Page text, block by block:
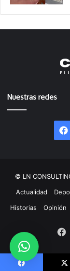
Nuestras redes
© LN
Actualidad
Historias
Opinión